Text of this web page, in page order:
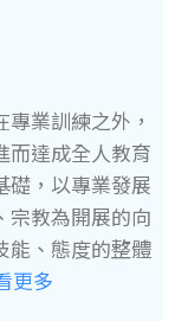
業訓練之外，
而達成全人教育
礎，以專業發展
宗教為開展的向
能、態度的整體
更多